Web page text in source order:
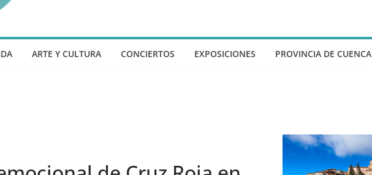
ARTE Y CULTURA CONCIERTOS EXPOSICIONES PROVINCIA DE CUENCA